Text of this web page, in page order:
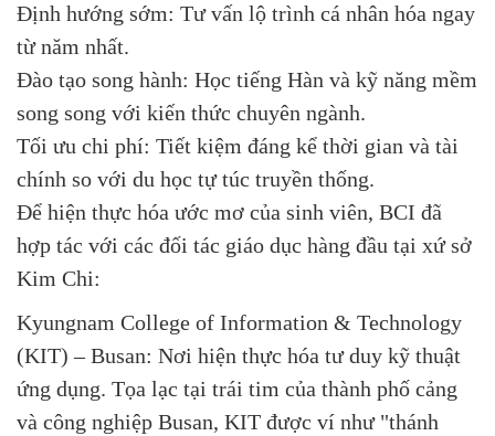
Định hướng sớm: Tư vấn lộ trình cá nhân hóa ngay
từ năm nhất.
Đào tạo song hành: Học tiếng Hàn và kỹ năng mềm
song song với kiến thức chuyên ngành.
Tối ưu chi phí: Tiết kiệm đáng kể thời gian và tài
chính so với du học tự túc truyền thống.
Để hiện thực hóa ước mơ của sinh viên, BCI đã
hợp tác với các đối tác giáo dục hàng đầu tại xứ sở
Kim Chi:
Kyungnam College of Information & Technology
(KIT) – Busan: Nơi hiện thực hóa tư duy kỹ thuật
ứng dụng. Tọa lạc tại trái tim của thành phố cảng
và công nghiệp Busan, KIT được ví như "thánh